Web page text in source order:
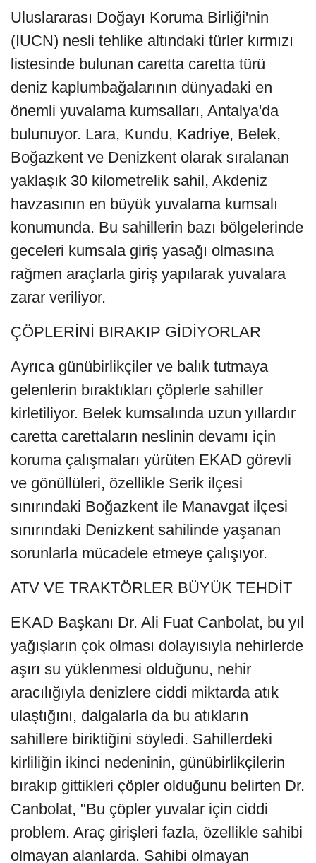
Uluslararası Doğayı Koruma Birliği'nin
(IUCN) nesli tehlike altındaki türler kırmızı
listesinde bulunan caretta caretta türü
deniz kaplumbağalarının dünyadaki en
önemli yuvalama kumsalları, Antalya'da
bulunuyor. Lara, Kundu, Kadriye, Belek,
Boğazkent ve Denizkent olarak sıralanan
yaklaşık 30 kilometrelik sahil, Akdeniz
havzasının en büyük yuvalama kumsalı
konumunda. Bu sahillerin bazı bölgelerinde
geceleri kumsala giriş yasağı olmasına
rağmen araçlarla giriş yapılarak yuvalara
zarar veriliyor.
ÇÖPLERİNİ BIRAKIP GİDİYORLAR
Ayrıca günübirlikçiler ve balık tutmaya
gelenlerin bıraktıkları çöplerle sahiller
kirletiliyor. Belek kumsalında uzun yıllardır
caretta carettaların neslinin devamı için
koruma çalışmaları yürüten EKAD görevli
ve gönüllüleri, özellikle Serik ilçesi
sınırındaki Boğazkent ile Manavgat ilçesi
sınırındaki Denizkent sahilinde yaşanan
sorunlarla mücadele etmeye çalışıyor.
ATV VE TRAKTÖRLER BÜYÜK TEHDİT
EKAD Başkanı Dr. Ali Fuat Canbolat, bu yıl
yağışların çok olması dolayısıyla nehirlerde
aşırı su yüklenmesi olduğunu, nehir
aracılığıyla denizlere ciddi miktarda atık
ulaştığını, dalgalarla da bu atıkların
sahillere biriktiğini söyledi. Sahillerdeki
kirliliğin ikinci nedeninin, günübirlikçilerin
bırakıp gittikleri çöpler olduğunu belirten Dr.
Canbolat, "Bu çöpler yuvalar için ciddi
problem. Araç girişleri fazla, özellikle sahibi
olmayan alanlarda. Sahibi olmayan